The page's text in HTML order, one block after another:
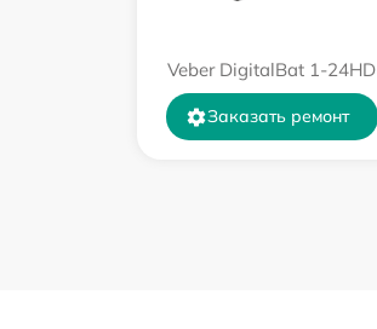
от 60 мин
от 60 мин
Veber DigitalBat 1-24HD
Заказать ремонт